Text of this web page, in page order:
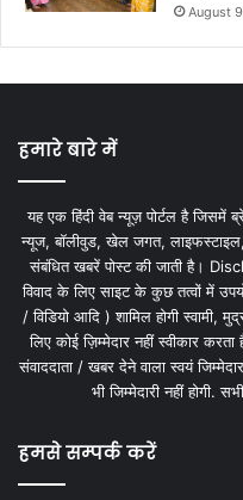
August
हमारे बारे में
यह एक हिंदी वेब न्यूज़ पोर्टल है जिसमें
न्यूज, बॉलीवुड, खेल जगत,
संबंधित खबरें पोस्ट की जाती है।
विवाद के लिए साइट के कुछ तत्वों में
/ विडियो आदि ) शामिल होगी
लिए कोई ज़िम्मेदार नहीं स्वीकार
संवाददाता / खबर देने वाला स्वयं
भी जिम्मेदारी नहीं होगी.
हमसे सम्पर्क करें